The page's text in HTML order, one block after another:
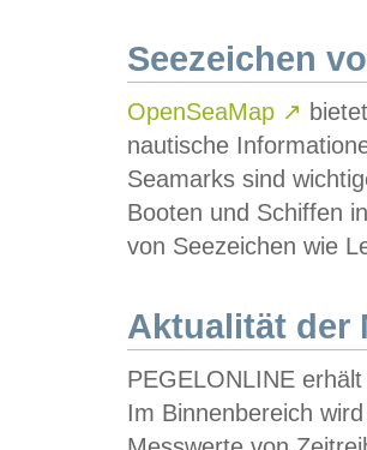
Seezeichen
OpenSeaMap ↗
nautische
Seamarks sind
Booten und Schiffen
von Seezeichen wie
Aktualität der
PEGELONLINE
Im Binnenbereich